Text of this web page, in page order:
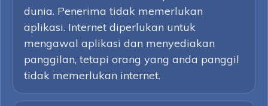
dunia. Penerima tidak memerlukan
aplikasi. Internet diperlukan untuk
mengawal aplikasi dan menyediakan
panggilan, tetapi orang yang anda panggil
tidak memerlukan internet.